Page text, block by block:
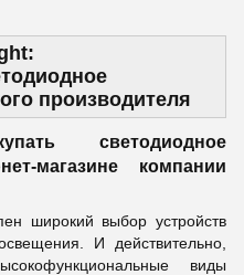
производителя
светодиодное
магазине компании
широкий выбор устройств
И действительно,
виды